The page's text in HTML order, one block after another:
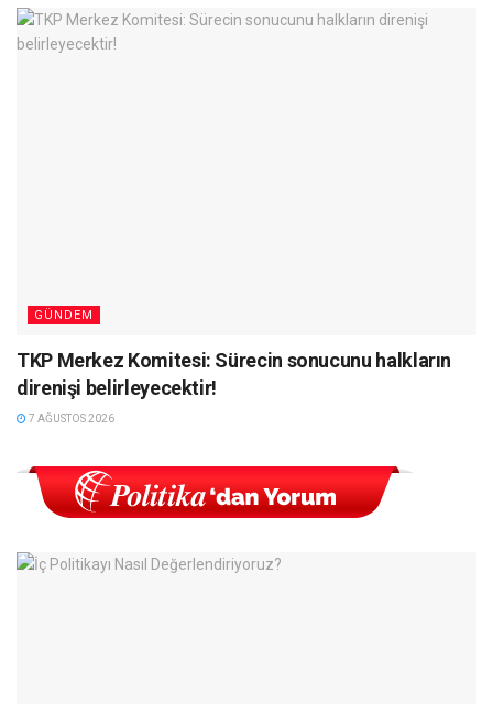
GÜNDEM
TKP Merkez Komitesi: Sürecin sonucunu halkların
direnişi belirleyecektir!
7 AĞUSTOS 2026